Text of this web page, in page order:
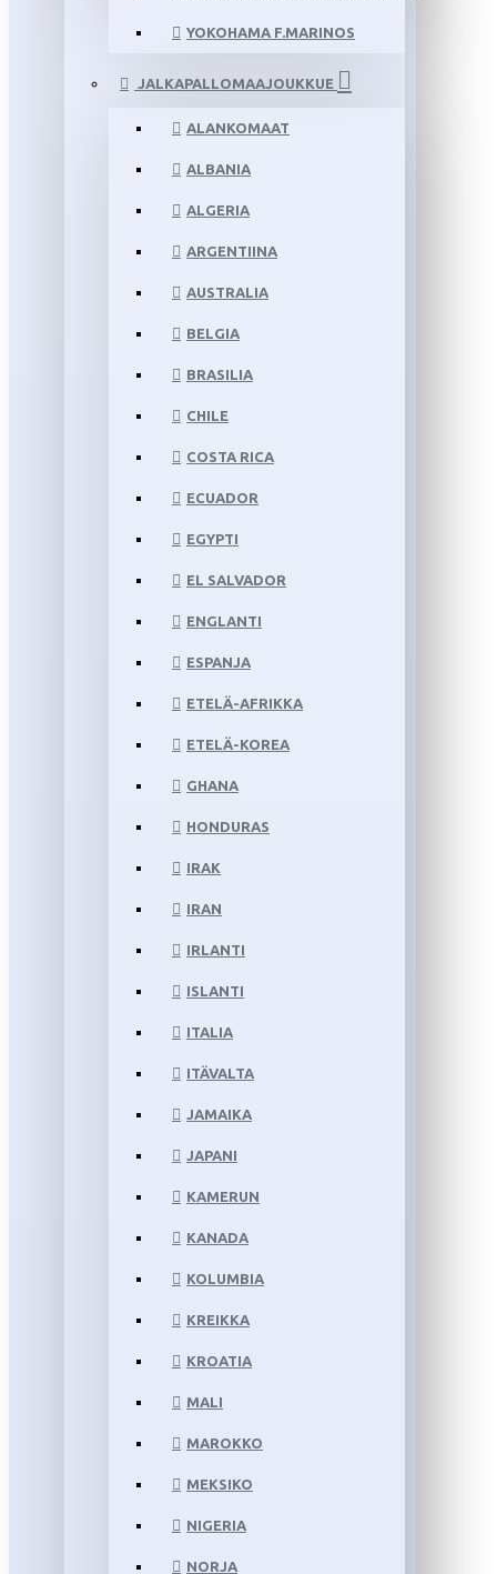
YOKOHAMA F.MARINOS
JALKAPALLOMAAJOUKKUE
ALANKOMAAT
ALBANIA
ALGERIA
ARGENTIINA
AUSTRALIA
BELGIA
BRASILIA
CHILE
COSTA RICA
ECUADOR
EGYPTI
EL SALVADOR
ENGLANTI
ESPANJA
ETELÄ-AFRIKKA
ETELÄ-KOREA
GHANA
HONDURAS
IRAK
IRAN
IRLANTI
ISLANTI
ITALIA
ITÄVALTA
JAMAIKA
JAPANI
KAMERUN
KANADA
KOLUMBIA
KREIKKA
KROATIA
MALI
MAROKKO
MEKSIKO
NIGERIA
NORJA